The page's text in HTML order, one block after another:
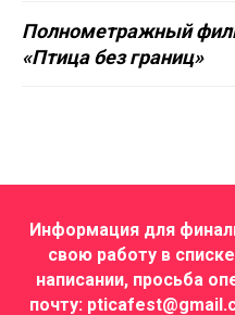
Полнометражный
«Птица без границ»
Информация для
свою работу в
написании, просьба
почту: